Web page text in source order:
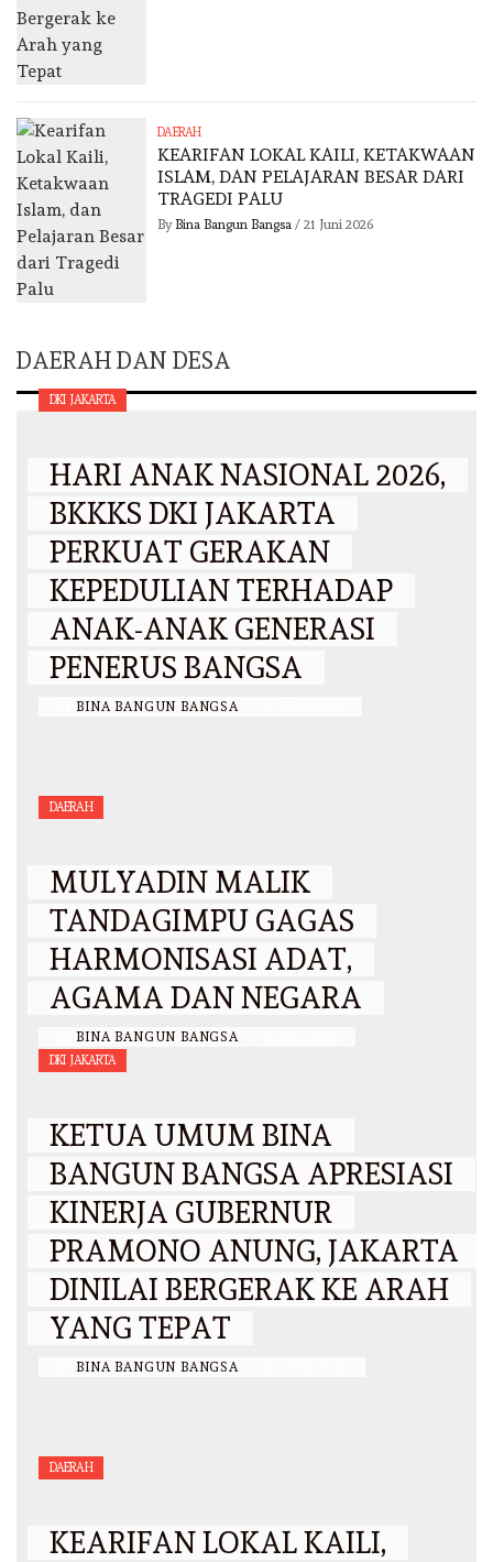
DAERAH
KEARIFAN LOKAL KAILI, KETAKWAAN
ISLAM, DAN PELAJARAN BESAR DARI
TRAGEDI PALU
By Bina Bangun Bangsa / 21 Juni 2026
DAERAH DAN DESA
DKI JAKARTA
HARI ANAK NASIONAL 2026,
BKKKS DKI JAKARTA
PERKUAT GERAKAN
KEPEDULIAN TERHADAP
ANAK-ANAK GENERASI
PENERUS BANGSA
BINA BANGUN BANGSA
DAERAH
MULYADIN MALIK
TANDAGIMPU GAGAS
HARMONISASI ADAT,
AGAMA DAN NEGARA
BINA BANGUN BANGSA
DKI JAKARTA
KETUA UMUM BINA
BANGUN BANGSA APRESIASI
KINERJA GUBERNUR
PRAMONO ANUNG, JAKARTA
DINILAI BERGERAK KE ARAH
YANG TEPAT
BINA BANGUN BANGSA
DAERAH
KEARIFAN LOKAL KAILI,